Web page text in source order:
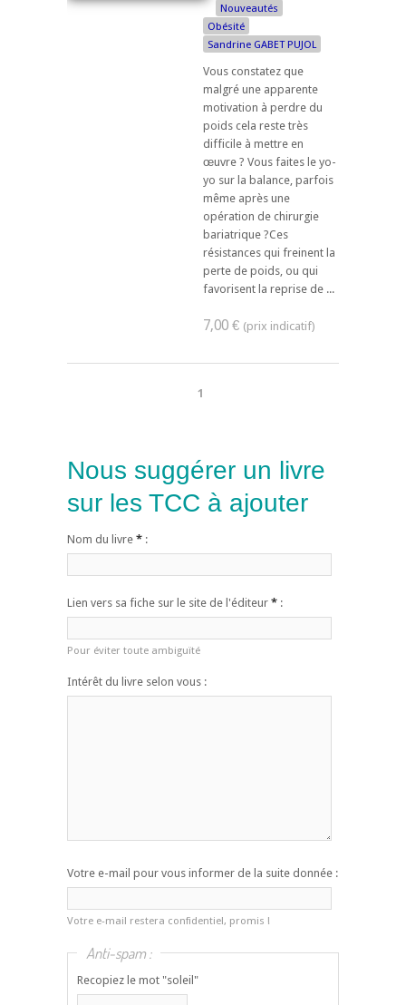
Nouveautés
Obésité
Sandrine GABET PUJOL
Vous constatez que
malgré une apparente
motivation à perdre du
poids cela reste très
difficile à mettre en
œuvre ? Vous faites le yo-
yo sur la balance, parfois
même après une
opération de chirurgie
bariatrique ?Ces
résistances qui freinent la
perte de poids, ou qui
favorisent la reprise de ...
7,00 €
1
Nous suggérer un livre
sur les TCC à ajouter
Nom du livre * :
Lien vers sa fiche sur le site de l'éditeur * :
Pour éviter toute ambiguïté
Intérêt du livre selon vous :
Votre e-mail pour vous informer de la suite donnée :
Votre e-mail restera confidentiel, promis !
Anti-spam :
Recopiez le mot "soleil"